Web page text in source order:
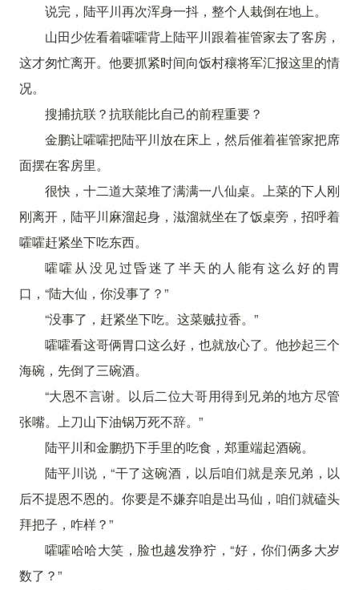
说完，陆平川再次浑身一抖，整个人栽倒在地上。
山田少佐看着嚯嚯背上陆平川跟着崔管家去了客房，
这才匆忙离开。他要抓紧时间向饭村穰将军汇报这里的情
况。
搜捕抗联？抗联能比自己的前程重要？
金鹏让嚯嚯把陆平川放在床上，然后催着崔管家把席
面摆在客房里。
很快，十二道大菜堆了满满一八仙桌。上菜的下人刚
刚离开，陆平川麻溜起身，滋溜就坐在了饭桌旁，招呼着
嚯嚯赶紧坐下吃东西。
嚯嚯从没见过昏迷了半天的人能有这么好的胃
口，“陆大仙，你没事了？”
“没事了，赶紧坐下吃。这菜贼拉香。”
嚯嚯看这哥俩胃口这么好，也就放心了。他抄起三个
海碗，先倒了三碗酒。
“大恩不言谢。以后二位大哥用得到兄弟的地方尽管
张嘴。上刀山下油锅万死不辞。”
陆平川和金鹏扔下手里的吃食，郑重端起酒碗。
陆平川说，“干了这碗酒，以后咱们就是亲兄弟，以
后不提恩不恩的。你要是不嫌弃咱是出马仙，咱们就磕头
拜把子，咋样？”
嚯嚯哈哈大笑，脸也越发狰狞，“好，你们俩多大岁
数了？”